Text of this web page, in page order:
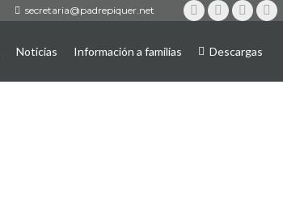
secretaria@padrepiquer.net
Instagram
Twitter
Noticias Información a familias Descargas